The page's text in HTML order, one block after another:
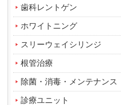
歯科レントゲン
ホワイトニング
スリーウェイシリンジ
根管治療
除菌・消毒・メンテナンス
診療ユニット